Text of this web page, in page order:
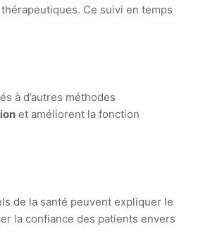
Ce suivi en temps
à d’autres méthodes
et améliorent la fonction
de la santé peuvent expliquer le
la confiance des patients envers